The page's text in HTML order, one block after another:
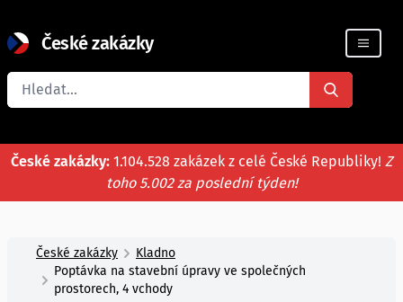
České zakázky
Registrace firmy
České zakázky: 1.104.528 zakázek z celé České Republiky! Z
toho 5.002 za poslední týden!
České zakázky
Kladno
Poptávka na stavební úpravy ve společných
prostorech, 4 vchody